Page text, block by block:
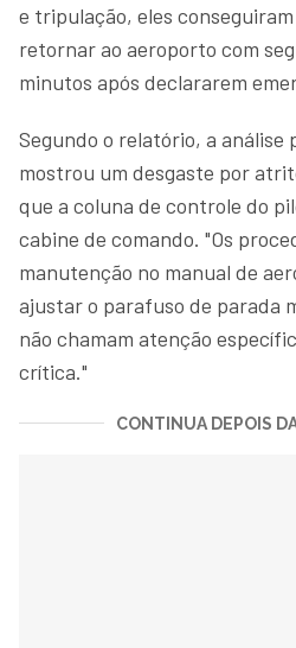
e tripulação, eles
retornar ao aeroporto com
minutos após declararem
Segundo o relatório, a análise
mostrou um desgaste por
que a coluna de controle do
cabine de comando. "Os
manutenção no manual de
ajustar o parafuso de parada
não chamam atenção
crítica."
CONTINUA DEPOIS